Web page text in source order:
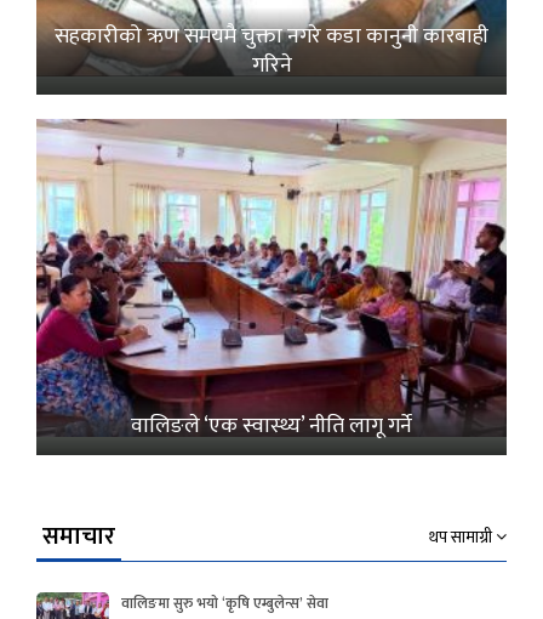
सहकारीको ऋण समयमै चुक्ता नगरे कडा कानुनी कारबाही
गरिने
वालिङले ‘एक स्वास्थ्य’ नीति लागू गर्ने
समाचार थप सामाग्री
वालिङमा सुरु भयो ‘कृषि एम्बुलेन्स’ सेवा